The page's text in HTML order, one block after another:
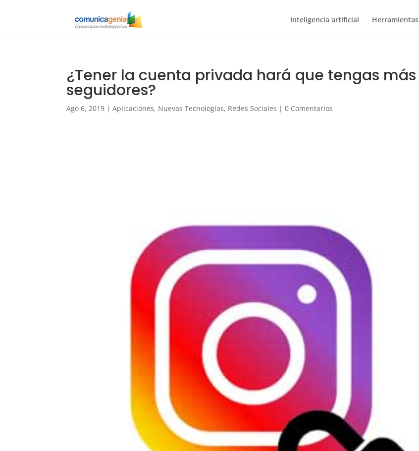
Inteligencia artificial Herramientas
¿Tener la cuenta privada hará que tengas más
seguidores?
Ago 6, 2019 |Aplicaciones, Nuevas Tecnologías, Redes Sociales |0 Comentarios